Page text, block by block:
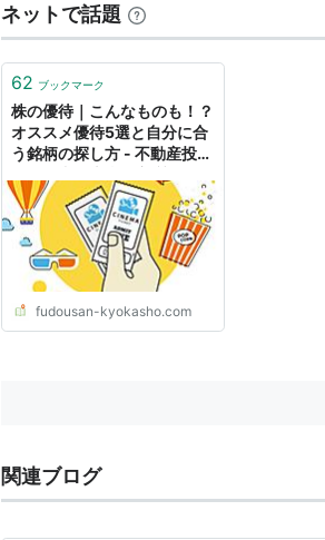
ネットで話題
62 ブックマーク
株の優待｜こんなものも！？
オススメ優待5選と自分に合
う銘柄の探し方 - 不動産投資
産会社だけをオススメするメ
ディア
fudousan-kyokasho.com
関連ブログ